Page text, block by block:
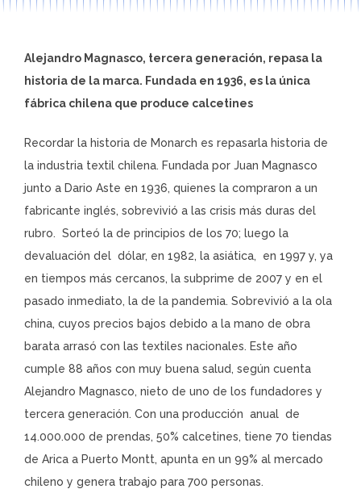
Alejandro Magnasco, tercera generación, repasa la
historia de la marca. Fundada en 1936, es la única
fábrica chilena que produce calcetines
Recordar la historia de Monarch es repasarla historia de
la industria textil chilena. Fundada por Juan Magnasco
junto a Dario Aste en 1936, quienes la compraron a un
fabricante inglés, sobrevivió a las crisis más duras del
rubro. Sorteó la de principios de los 70; luego la
devaluación del dólar, en 1982, la asiática, en 1997 y, ya
en tiempos más cercanos, la subprime de 2007 y en el
pasado inmediato, la de la pandemia. Sobrevivió a la ola
china, cuyos precios bajos debido a la mano de obra
barata arrasó con las textiles nacionales. Este año
cumple 88 años con muy buena salud, según cuenta
Alejandro Magnasco, nieto de uno de los fundadores y
tercera generación. Con una producción anual de
14.000.000 de prendas, 50% calcetines, tiene 70 tiendas
de Arica a Puerto Montt, apunta en un 99% al mercado
chileno y genera trabajo para 700 personas.